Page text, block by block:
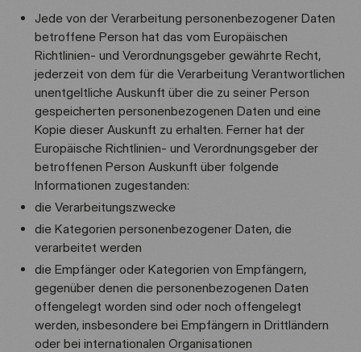
Jede von der Verarbeitung personenbezogener Daten
betroffene Person hat das vom Europäischen
Richtlinien- und Verordnungsgeber gewährte Recht,
jederzeit von dem für die Verarbeitung Verantwortlichen
unentgeltliche Auskunft über die zu seiner Person
gespeicherten personenbezogenen Daten und eine
Kopie dieser Auskunft zu erhalten. Ferner hat der
Europäische Richtlinien- und Verordnungsgeber der
betroffenen Person Auskunft über folgende
Informationen zugestanden:
die Verarbeitungszwecke
die Kategorien personenbezogener Daten, die
verarbeitet werden
die Empfänger oder Kategorien von Empfängern,
gegenüber denen die personenbezogenen Daten
offengelegt worden sind oder noch offengelegt
werden, insbesondere bei Empfängern in Drittländern
oder bei internationalen Organisationen